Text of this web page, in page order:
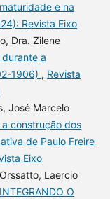
e na
Revista Eixo
Dra. Zilene
a
1906) , Revista
José Marcelo
construção dos
de Paulo Freire
Eixo
Laercio
INTEGRANDO O